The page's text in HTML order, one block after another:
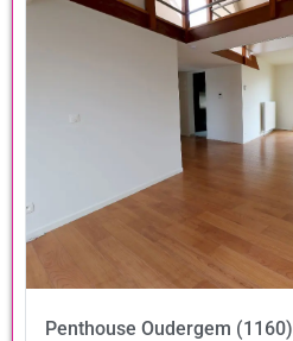
Penthouse Oudergem (1160)